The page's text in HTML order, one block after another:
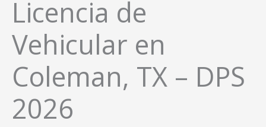
Licencia de
Vehicular en
Coleman, TX – DPS
2026